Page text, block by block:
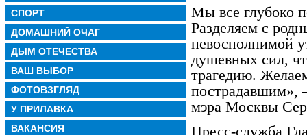
СПОРТ
ДОМАШНИЙ ОЧАГ
ДЫМ ОТЕЧЕСТВА
ВАШ ВЫБОР
ФОТОВЗГЛЯД
У ПРИЛАВКА
ВАКАНСИЯ
Мы все глубоко
Разделяем с
невосполнимой
душевных сил,
трагедию.
пострадавшим»,
мэра Москвы
Пресс-служба